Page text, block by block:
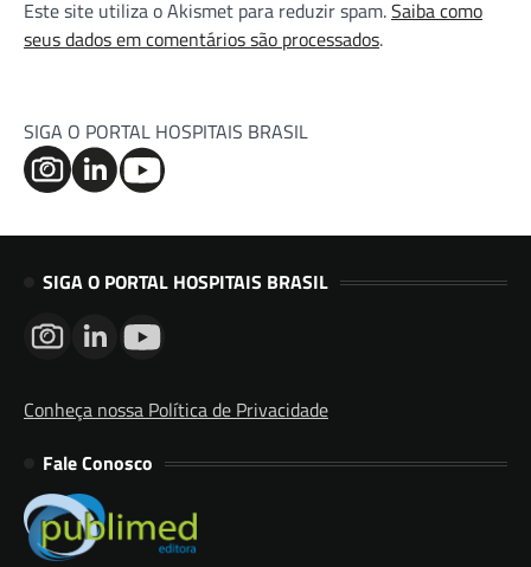
Este site utiliza o Akismet para reduzir spam.Saiba como
seus dados em comentários são processados.
SIGA O PORTAL HOSPITAIS BRASIL
SIGA O PORTAL HOSPITAIS BRASIL
Conheça nossa Política de Privacidade
Fale Conosco